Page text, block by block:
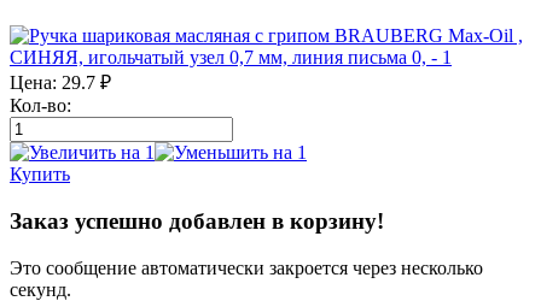
Цена: 29.7 ₽
Кол-во:
Купить
Заказ успешно добавлен в корзину!
Это сообщение автоматически закроется через несколько
секунд.